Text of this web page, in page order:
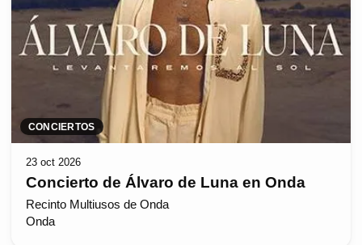
CONCIERTOS
23 oct 2026
Concierto de Álvaro de Luna en Onda
Recinto Multiusos de Onda
Onda